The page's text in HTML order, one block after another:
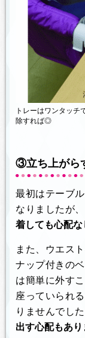
トレーはワンタッチ
除すれば◎
③立ち上がら
最初はテーブ
なりましたが、
着しても心配な
また、ウエス
ナップ付きの
は簡単に外す
座っていられ
りませんでし
出す心配もあり